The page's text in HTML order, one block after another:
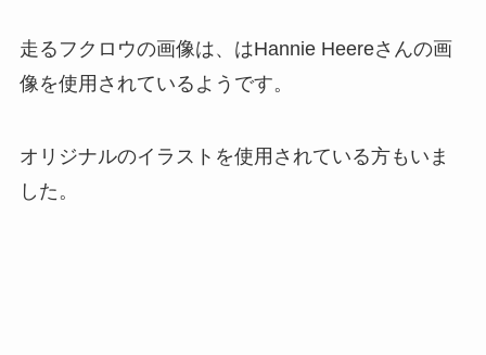
走るフクロウの画像は、はHannie Heereさんの画
像を使用されているようです。
オリジナルのイラストを使用されている方もいま
した。